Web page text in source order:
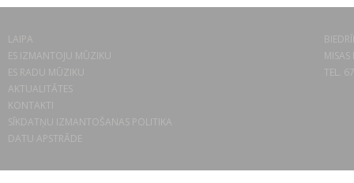
LAIPA
ES IZMANTOJU MŪZIKU
ES RADU MŪZIKU
AKTUALITĀTES
KONTAKTI
SĪKDATŅU IZMANTOŠANAS POLITIKA
DATU APSTRĀDE
TEL.